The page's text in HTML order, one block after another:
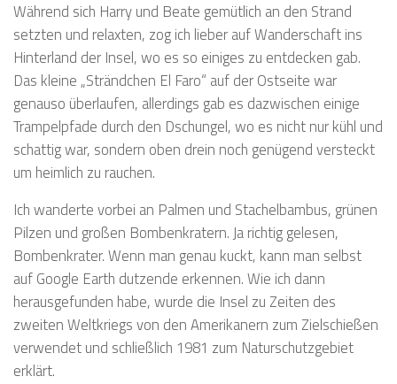
Während sich Harry und Beate gemütlich an den Strand
setzten und relaxten, zog ich lieber auf Wanderschaft ins
Hinterland der Insel, wo es so einiges zu entdecken gab.
Das kleine „Strändchen El Faro“ auf der Ostseite war
genauso überlaufen, allerdings gab es dazwischen einige
Trampelpfade durch den Dschungel, wo es nicht nur kühl und
schattig war, sondern oben drein noch genügend versteckt
um heimlich zu rauchen.
Ich wanderte vorbei an Palmen und Stachelbambus, grünen
Pilzen und großen Bombenkratern. Ja richtig gelesen,
Bombenkrater. Wenn man genau kuckt, kann man selbst
auf Google Earth dutzende erkennen. Wie ich dann
herausgefunden habe, wurde die Insel zu Zeiten des
zweiten Weltkriegs von den Amerikanern zum Zielschießen
verwendet und schließlich 1981 zum Naturschutzgebiet
erklärt.